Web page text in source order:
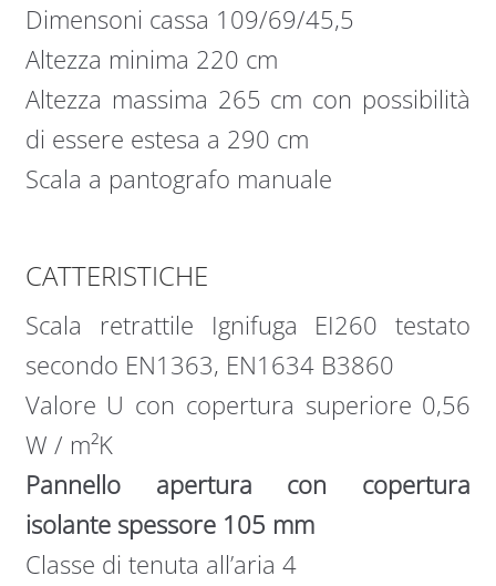
Dimensoni cassa 109/69/45,5
Altezza minima 220 cm
Altezza massima 265 cm con possibilità
di essere estesa a 290 cm
Scala a pantografo manuale
CATTERISTICHE
Scala retrattile Ignifuga EI260 testato
secondo EN1363, EN1634 B3860
Valore U con copertura superiore 0,56
W / m²K
Pannello apertura con copertura
isolante spessore 105 mm
Classe di tenuta all’aria 4